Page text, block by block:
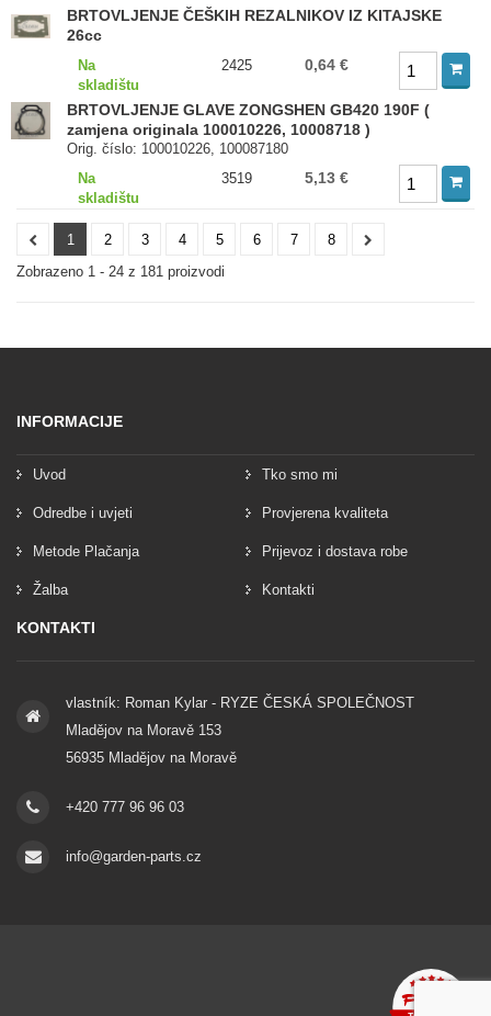
BRTOVLJENJE ČEŠKIH REZALNIKOV IZ KITAJSKE
26cc
Na
skladištu
2425 0,64 €
BRTOVLJENJE GLAVE ZONGSHEN GB420 190F (
zamjena originala 100010226, 10008718 )
Orig. číslo: 100010226, 100087180
Na
skladištu
3519 5,13 €
1 2 3 4 5 6 7
8
Zobrazeno 1 - 24 z 181 proizvodi
INFORMACIJE
Uvod Tko smo mi
Odredbe i uvjeti Provjerena kvaliteta
Metode Plačanja Prijevoz i dostava robe
Žalba Kontakti
KONTAKTI
vlastník: Roman Kylar - RYZE ČESKÁ SPOLEČNOST
Mladějov na Moravě 153
56935 Mladějov na Moravě
+420 777 96 96 03
info@garden-parts.cz